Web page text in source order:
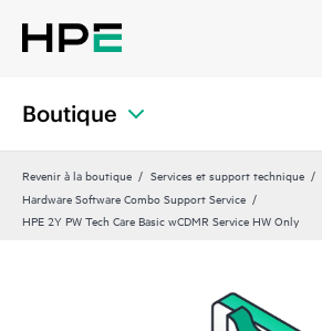
Boutique
Revenir à la boutique Services et support technique
Hardware Software Combo Support Service
HPE 2Y PW Tech Care Basic wCDMR Service HW Only